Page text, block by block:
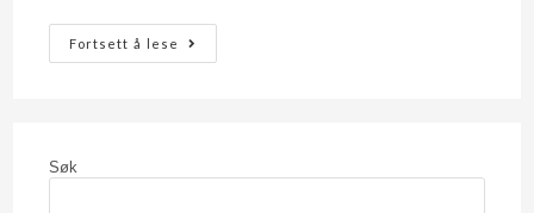
Fortsett å lese
Søk